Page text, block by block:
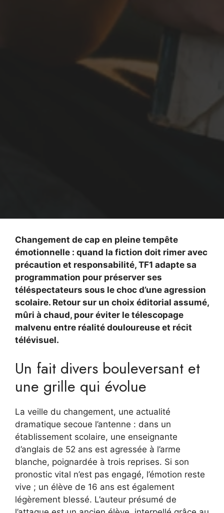
Changement de cap en pleine tempête
émotionnelle : quand la fiction doit rimer avec
précaution et responsabilité, TF1 adapte sa
programmation pour préserver ses
téléspectateurs sous le choc d’une agression
scolaire. Retour sur un choix éditorial assumé,
mûri à chaud, pour éviter le télescopage
malvenu entre réalité douloureuse et récit
télévisuel.
Un fait divers bouleversant et
une grille qui évolue
La veille du changement, une actualité
dramatique secoue l’antenne : dans un
établissement scolaire, une enseignante
d’anglais de 52 ans est agressée à l’arme
blanche, poignardée à trois reprises. Si son
pronostic vital n’est pas engagé, l’émotion reste
vive ; un élève de 16 ans est également
légèrement blessé. L’auteur présumé de